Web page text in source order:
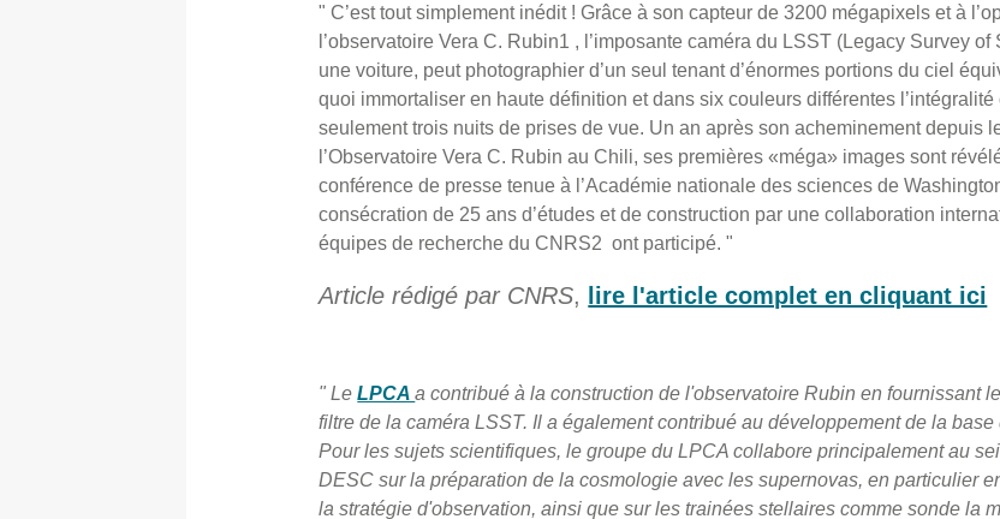
" C’est tout simplement inédit ! Grâce à son capteur de 3200 mégapixels et à
l’observatoire Vera C. Rubin1 , l’imposante caméra du LSST (Legacy Survey
une voiture, peut photographier d’un seul tenant d’énormes portions du ciel
quoi immortaliser en haute définition et dans six couleurs différentes
seulement trois nuits de prises de vue. Un an après son acheminement depuis
l’Observatoire Vera C. Rubin au Chili, ses premières «méga» images sont
conférence de presse tenue à l’Académie nationale des sciences de
consécration de 25 ans d’études et de construction par une collaboration
équipes de recherche du CNRS2 ont participé. "
Article rédigé par CNRS, lire l'article complet en cliquant ici
" LeLPCAa contribué à la construction de l'observatoire Rubin en fournissant
filtre de la caméra LSST. Il a également contribué au développement de la base
Pour les sujets scientifiques, le groupe du LPCA collabore principalement au
DESC sur la préparation de la cosmologie avec les supernovas, en particulier
la stratégie d'observation, ainsi que sur les trainées stellaires comme sonde la